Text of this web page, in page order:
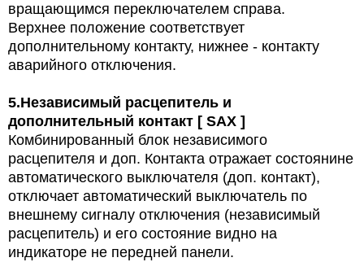
вращающимся переключателем справа.
Верхнее положение соответствует
дополнительному контакту, нижнее - контакту
аварийного отключения.
5.Независимый расцепитель и
дополнительный контакт [ SAX ]
Комбинированный блок независимого
расцепителя и доп. Контакта отражает состоянине
автоматического выключателя (доп. контакт),
отключает автоматический выключатель по
внешнему сигналу отключения (независимый
расцепитель) и его состояние видно на
индикаторе не передней панели.